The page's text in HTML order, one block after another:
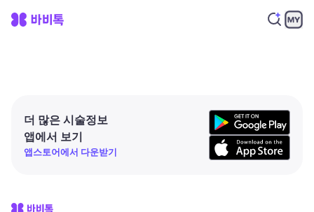
더 많은 시술정보
앱에서 보기
앱스토어에서 다운받기